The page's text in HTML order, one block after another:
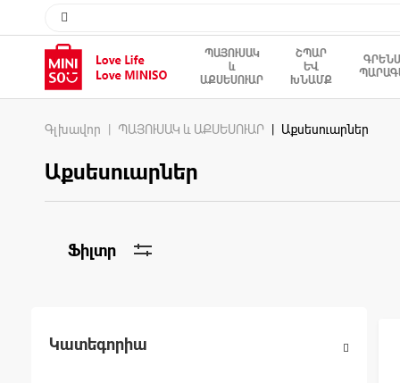
ՊԱՅՈՒՍԱԿ
և
ԱՔՍԵՍՈՒԱՐ
ՇՊԱՐ
ԵՎ
ԽՆԱՄՔ
Գլխավոր ՊԱՅՈՒՍԱԿ և ԱՔՍԵՍՈՒԱՐ Աքսեսուարներ
Աքսեսուարներ
Ֆիլտր
Կատեգորիա